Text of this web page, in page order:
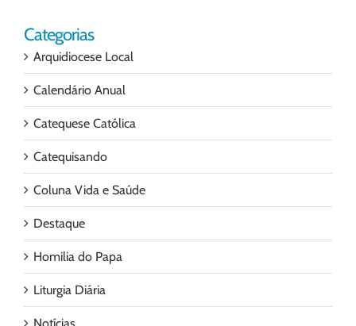
Categorias
Arquidiocese Local
Calendário Anual
Catequese Católica
Catequisando
Coluna Vida e Saúde
Destaque
Homilia do Papa
Liturgia Diária